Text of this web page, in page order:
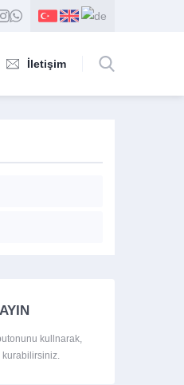
İletişim
kullnarak,
kurabilirsiniz.